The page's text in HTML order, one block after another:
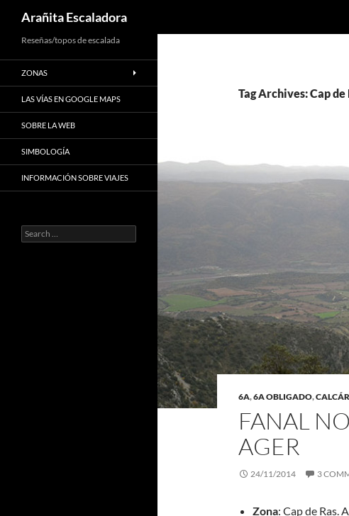
to
content
Arañita Escaladora
Tag Archives: Cap de
6A,6A OBLIGADO,
FANAL
AGER
24/11/2014 3
Zona: Cap de Ras.
Reseñas/topos de escalada
ZONAS
LAS VÍAS EN GOOGLE MAPS
SOBRE LA WEB
SIMBOLOGÍA
INFORMACIÓN SOBRE VIAJES
Search
for: